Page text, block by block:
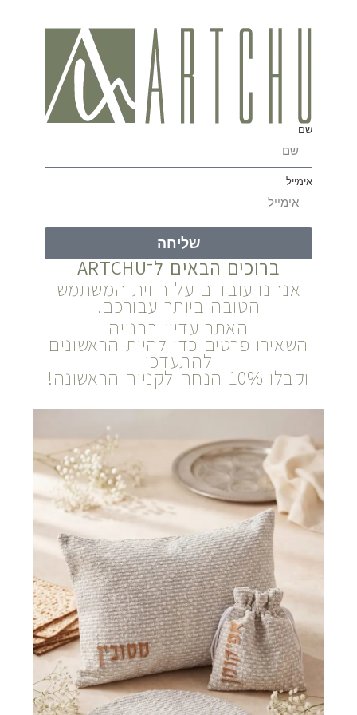
שם
אימייל
שליחה
ברוכים הבאים ל־ARTCHU
אנחנו עובדים על חווית המשתמש
הטובה ביותר עבורכם.
האתר עדיין בבנייה
השאירו פרטים כדי להיות הראשונים
להתעדכן
וקבלו 10% הנחה לקנייה הראשונה!